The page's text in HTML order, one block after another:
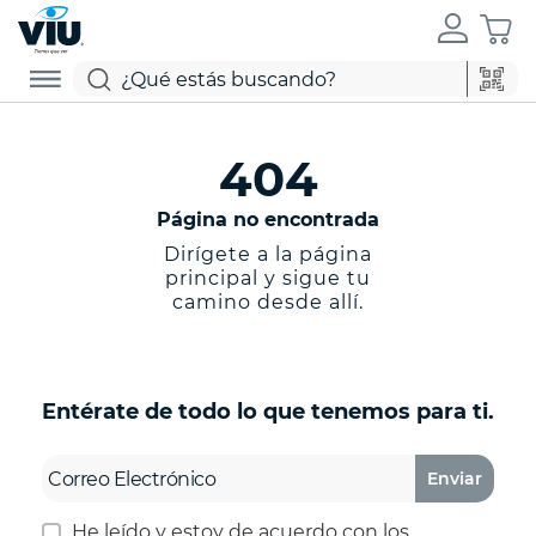
404
Página no encontrada
Dirígete a la página
principal y sigue tu
camino desde allí.
Entérate de todo lo que tenemos para ti.
Enviar